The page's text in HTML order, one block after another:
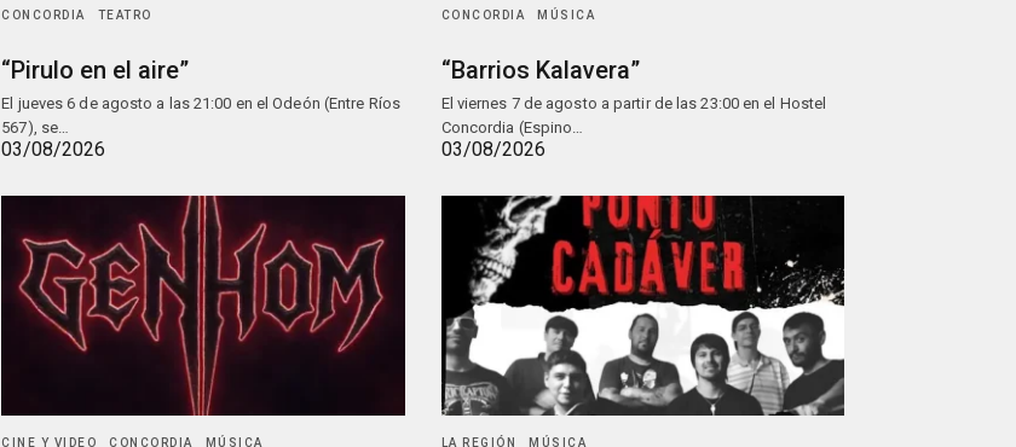
CONCORDIA TEATRO
“Pirulo en el aire”
El jueves 6 de agosto a las 21:00 en el Odeón (Entre Ríos
567), se…
03/08/2026
CONCORDIA MÚSICA
“Barrios Kalavera”
El viernes 7 de agosto a partir de las 23:00 en el Hostel
Concordia (Espino…
03/08/2026
CINE Y VIDEO CONCORDIA MÚSICA LA REGIÓN MÚSICA